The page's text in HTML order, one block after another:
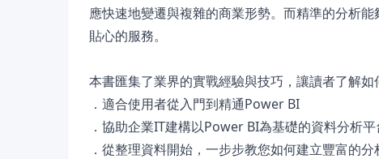
應快速地變遷與複雜的商業形勢。而精準的分析
貼心的服務。
本書匯集了業界的實戰經驗與技巧，讓讀者了解如
．適合使用者從入門到精通Power BI
．協助企業IT建構以Power BI為基礎的資料分析平
．從整理資料開始，一步步教您如何建立豐富的分